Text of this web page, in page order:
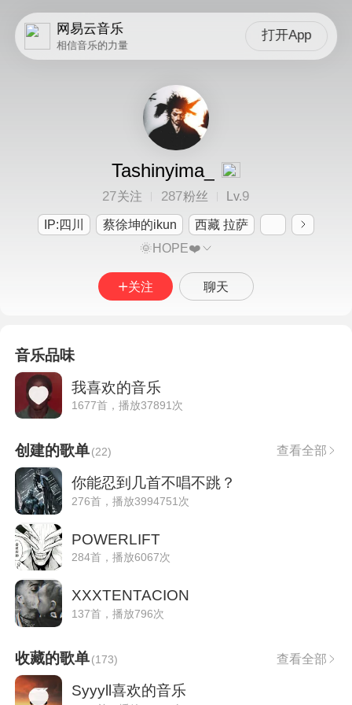
网易云音乐
相信音乐的力量
打开App
Tashinyima_
27关注 287粉丝 Lv.9
IP:四川 蔡徐坤的ikun
西藏 拉萨
🌞HOPE❤️
关注 聊天
音乐品味
我喜欢的音乐
1677首，播放37891次
创建的歌单(22) 查看全部
你能忍到几首不唱不跳？
276首，播放3994751次
POWERLIFT
284首，播放6067次
XXXTENTACION
137首，播放796次
收藏的歌单(173) 查看全部
Syyyll喜欢的音乐